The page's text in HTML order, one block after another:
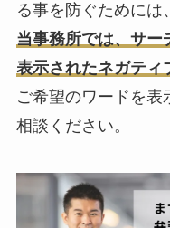
る事を防ぐためには
当事務所では、サー
表示されたネガティ
ご希望のワードを
相談ください。